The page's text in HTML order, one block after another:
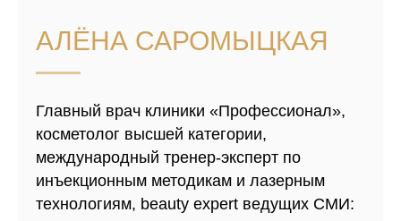
АЛЁНА САРОМЫЦКАЯ
Главный врач клиники «Профессионал»,
косметолог высшей категории,
международный тренер-эксперт по
инъекционным методикам и лазерным
технологиям, beauty expert ведущих СМИ: